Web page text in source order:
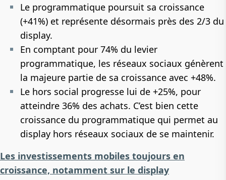
Le programmatique poursuit sa croissance
(+41%) et représente désormais près des 2/3 du
display.
En comptant pour 74% du levier
programmatique, les réseaux sociaux génèrent
la majeure partie de sa croissance avec +48%.
Le hors social progresse lui de +25%, pour
atteindre 36% des achats. C’est bien cette
croissance du programmatique qui permet au
display hors réseaux sociaux de se maintenir.
Les investissements mobiles toujours en
croissance, notamment sur le display